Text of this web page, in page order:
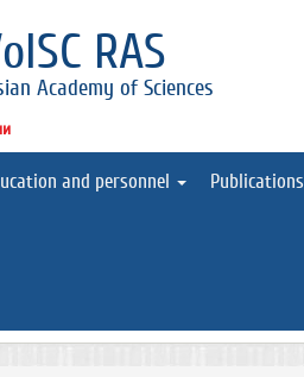
RAS
Academy of Sciences
and personnel Publications